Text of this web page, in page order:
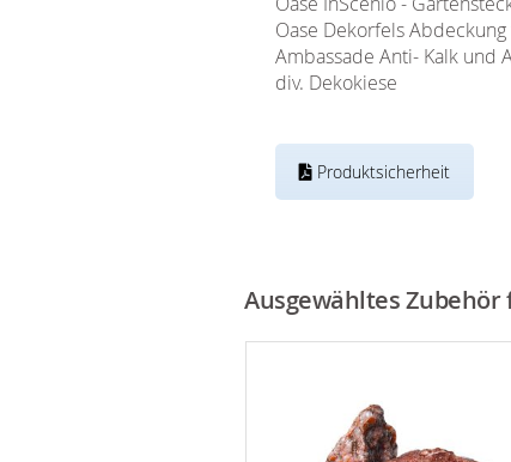
Oase Dekorfels
Ambassade Anti- Kalk und
div. Dekokiese
Produktsicherheit
Ausgewähltes